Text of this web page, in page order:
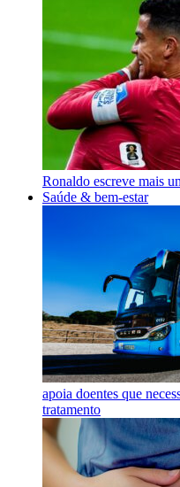
Ronaldo escreve mais
Saúde & bem-estar
apoia doentes que
tratamento